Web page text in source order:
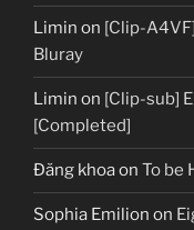
Limin on [Clip-
Bluray
Limin on [Clip-sub]
[Completed]
Đăng khoaon To be
Sophia Emilion on